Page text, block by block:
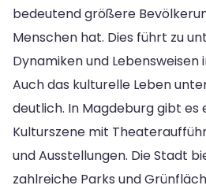
bedeutend größere
Menschen hat. Dies führt zu
Dynamiken und Lebensweisen
Auch das kulturelle Leben
deutlich. In Magdeburg gibt es
Kulturszene mit
und Ausstellungen. Die Stadt
zahlreiche Parks und